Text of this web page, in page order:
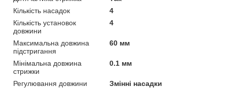
Кількість насадок
4
Кількість установок
довжини
4
Максимальна довжина
підстригання
60 мм
Мінімальна довжина
стрижки
0.1 мм
Регулювання довжини
Змінні насадки